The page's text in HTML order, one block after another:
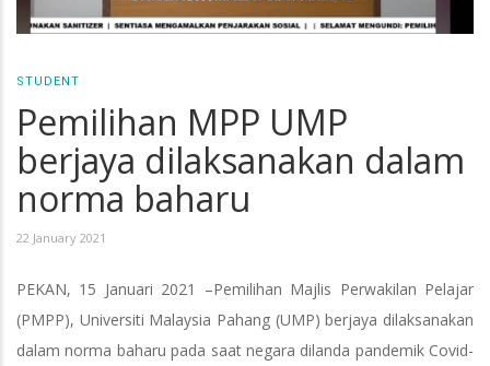
STUDENT
Pemilihan MPP UMP
berjaya dilaksanakan dalam
norma baharu
22 January 2021
PEKAN, 15 Januari 2021 –Pemilihan Majlis Perwakilan Pelajar
(PMPP), Universiti Malaysia Pahang (UMP) berjaya dilaksanakan
dalam norma baharu pada saat negara dilanda pandemik Covid-